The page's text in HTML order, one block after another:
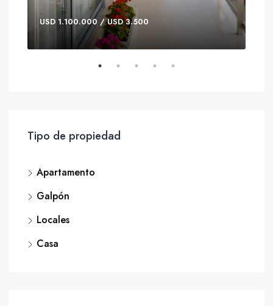
USD 1.100.000 / USD 3.500
Tipo de propiedad
Apartamento
Galpón
Locales
Casa